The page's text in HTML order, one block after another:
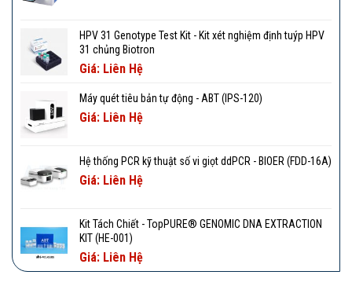
HPV 31 Genotype Test Kit - Kit xét nghiệm định tuýp HPV
31 chủng Biotron
Giá: Liên Hệ
Máy quét tiêu bản tự động - ABT (IPS-120)
Giá: Liên Hệ
Hệ thống PCR kỹ thuật số vi giọt ddPCR - BIOER (FDD-16A)
Giá: Liên Hệ
Kit Tách Chiết - TopPURE® GENOMIC DNA EXTRACTION
KIT (HE-001)
Giá: Liên Hệ